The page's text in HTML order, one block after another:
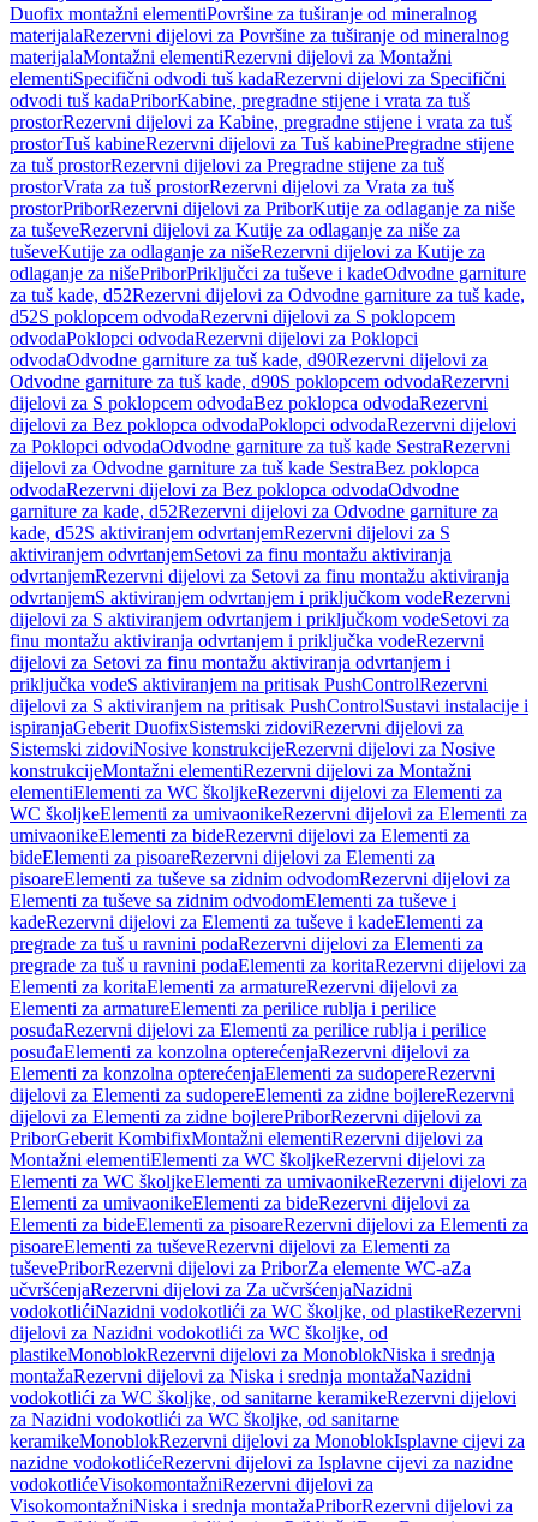
Duofix montažni elementiPovršine za tuširanje od mineralnog
materijalaRezervni dijelovi za Površine za tuširanje od mineralnog
materijalaMontažni elementiRezervni dijelovi za Montažni
elementiSpecifični odvodi tuš kadaRezervni dijelovi za Specifični
odvodi tuš kadaPriborKabine, pregradne stijene i vrata za tuš
prostorRezervni dijelovi za Kabine, pregradne stijene i vrata za tuš
prostorTuš kabineRezervni dijelovi za Tuš kabinePregradne stijene
za tuš prostorRezervni dijelovi za Pregradne stijene za tuš
prostorVrata za tuš prostorRezervni dijelovi za Vrata za tuš
prostorPriborRezervni dijelovi za PriborKutije za odlaganje za niše
za tuševeRezervni dijelovi za Kutije za odlaganje za niše za
tuševeKutije za odlaganje za nišeRezervni dijelovi za Kutije za
odlaganje za nišePriborPriključci za tuševe i kadeOdvodne garniture
za tuš kade, d52Rezervni dijelovi za Odvodne garniture za tuš kade,
d52S poklopcem odvodaRezervni dijelovi za S poklopcem
odvodaPoklopci odvodaRezervni dijelovi za Poklopci
odvodaOdvodne garniture za tuš kade, d90Rezervni dijelovi za
Odvodne garniture za tuš kade, d90S poklopcem odvodaRezervni
dijelovi za S poklopcem odvodaBez poklopca odvodaRezervni
dijelovi za Bez poklopca odvodaPoklopci odvodaRezervni dijelovi
za Poklopci odvodaOdvodne garniture za tuš kade SestraRezervni
dijelovi za Odvodne garniture za tuš kade SestraBez poklopca
odvodaRezervni dijelovi za Bez poklopca odvodaOdvodne
garniture za kade, d52Rezervni dijelovi za Odvodne garniture za
kade, d52S aktiviranjem odvrtanjemRezervni dijelovi za S
aktiviranjem odvrtanjemSetovi za finu montažu aktiviranja
odvrtanjemRezervni dijelovi za Setovi za finu montažu aktiviranja
odvrtanjemS aktiviranjem odvrtanjem i priključkom vodeRezervni
dijelovi za S aktiviranjem odvrtanjem i priključkom vodeSetovi za
finu montažu aktiviranja odvrtanjem i priključka vodeRezervni
dijelovi za Setovi za finu montažu aktiviranja odvrtanjem i
priključka vodeS aktiviranjem na pritisak PushControlRezervni
dijelovi za S aktiviranjem na pritisak PushControlSustavi instalacije i
ispiranjaGeberit DuofixSistemski zidoviRezervni dijelovi za
Sistemski zidoviNosive konstrukcijeRezervni dijelovi za Nosive
konstrukcijeMontažni elementiRezervni dijelovi za Montažni
elementiElementi za WC školjkeRezervni dijelovi za Elementi za
WC školjkeElementi za umivaonikeRezervni dijelovi za Elementi za
umivaonikeElementi za bideRezervni dijelovi za Elementi za
bideElementi za pisoareRezervni dijelovi za Elementi za
pisoareElementi za tuševe sa zidnim odvodomRezervni dijelovi za
Elementi za tuševe sa zidnim odvodomElementi za tuševe i
kadeRezervni dijelovi za Elementi za tuševe i kadeElementi za
pregrade za tuš u ravnini podaRezervni dijelovi za Elementi za
pregrade za tuš u ravnini podaElementi za koritaRezervni dijelovi za
Elementi za koritaElementi za armatureRezervni dijelovi za
Elementi za armatureElementi za perilice rublja i perilice
posuđaRezervni dijelovi za Elementi za perilice rublja i perilice
posuđaElementi za konzolna opterećenjaRezervni dijelovi za
Elementi za konzolna opterećenjaElementi za sudopereRezervni
dijelovi za Elementi za sudopereElementi za zidne bojlereRezervni
dijelovi za Elementi za zidne bojlerePriborRezervni dijelovi za
PriborGeberit KombifixMontažni elementiRezervni dijelovi za
Montažni elementiElementi za WC školjkeRezervni dijelovi za
Elementi za WC školjkeElementi za umivaonikeRezervni dijelovi za
Elementi za umivaonikeElementi za bideRezervni dijelovi za
Elementi za bideElementi za pisoareRezervni dijelovi za Elementi za
pisoareElementi za tuševeRezervni dijelovi za Elementi za
tuševePriborRezervni dijelovi za PriborZa elemente WC-aZa
učvršćenjaRezervni dijelovi za Za učvršćenjaNazidni
vodokotlićiNazidni vodokotlići za WC školjke, od plastikeRezervni
dijelovi za Nazidni vodokotlići za WC školjke, od
plastikeMonoblokRezervni dijelovi za MonoblokNiska i srednja
montažaRezervni dijelovi za Niska i srednja montažaNazidni
vodokotlići za WC školjke, od sanitarne keramikeRezervni dijelovi
za Nazidni vodokotlići za WC školjke, od sanitarne
keramikeMonoblokRezervni dijelovi za MonoblokIsplavne cijevi za
nazidne vodokotlićeRezervni dijelovi za Isplavne cijevi za nazidne
vodokotlićeVisokomontažniRezervni dijelovi za
VisokomontažniNiska i srednja montažaPriborRezervni dijelovi za